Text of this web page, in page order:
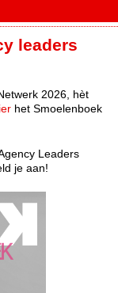
leaders
2026, hèt
het Smoelenboek
Leaders
je aan!